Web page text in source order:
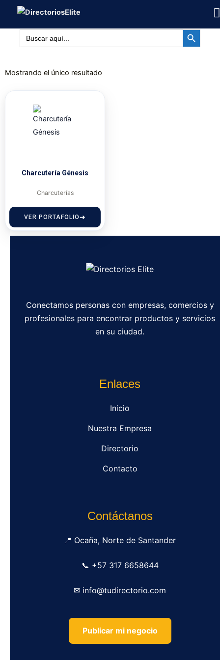
contenido
Buscar: BOTÓN DE
Mostrando el único resultado
Charcutería Génesis
Charcuterías
VER PORTAFOLIO
Conectamos personas con empresas, comercios y
profesionales para encontrar productos y servicios
en su ciudad.
Enlaces
Inicio
Nuestra Empresa
Directorio
Contacto
Contáctanos
📍 Ocaña, Norte de Santander
📞 +57 317 6658644
✉ info@tudirectorio.com
Publicar mi negocio